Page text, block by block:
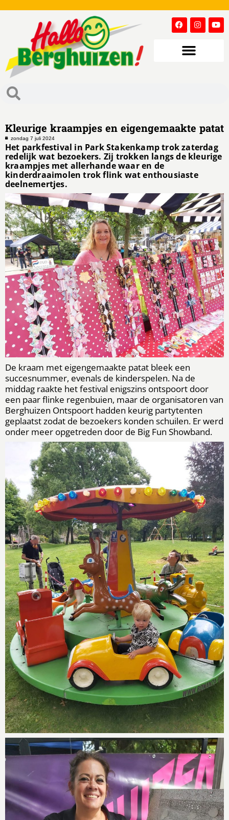
Kleurige kraampjes en eigengemaakte patat
zondag 7 juli 2024
Het parkfestival in Park Stakenkamp trok zaterdag
redelijk wat bezoekers. Zij trokken langs de kleurige
kraampjes met allerhande waar en de
kinderdraaimolen trok flink wat enthousiaste
deelnemertjes.
De kraam met eigengemaakte patat bleek een
succesnummer, evenals de kinderspelen. Na de
middag raakte het festival enigszins ontspoort door
een paar flinke regenbuien, maar de organisatoren van
Berghuizen Ontspoort hadden keurig partytenten
geplaatst zodat de bezoekers konden schuilen. Er werd
onder meer opgetreden door de Big Fun Showband.